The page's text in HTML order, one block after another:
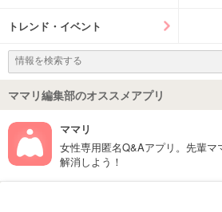
トレンド・イベント
ママリ編集部のオススメアプリ
ママリ
女性専用匿名Q&Aアプリ。先輩マ
解消しよう！